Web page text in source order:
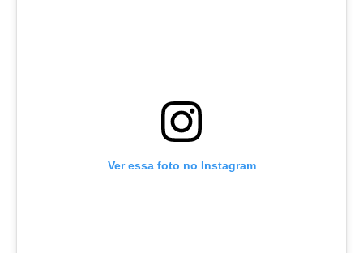
Ver essa foto no Instagram